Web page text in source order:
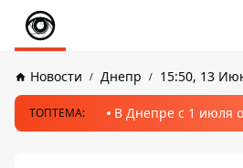
Новости Днепр 15:50, 13
ТОПТЕМА: В Днепре с 1 июля